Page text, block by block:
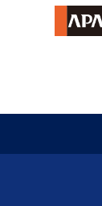
（ページの先頭へ）